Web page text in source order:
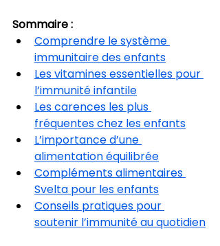
Sommaire :
Comprendre le système
immunitaire des enfants
Les vitamines essentielles pour
l’immunité infantile
Les carences les plus
fréquentes chez les enfants
L’importance d’une
alimentation équilibrée
Compléments alimentaires
Svelta pour les enfants
Conseils pratiques pour
soutenir l’immunité au quotidien